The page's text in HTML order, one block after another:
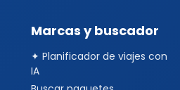
Marcas y buscador
✦ Planificador de viajes con
IA